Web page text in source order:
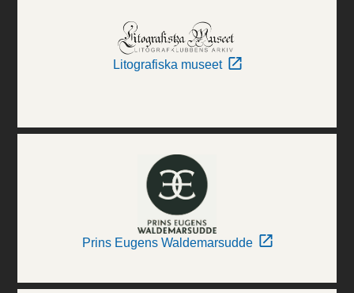
Litografiska museet
Prins Eugens Waldemarsudde